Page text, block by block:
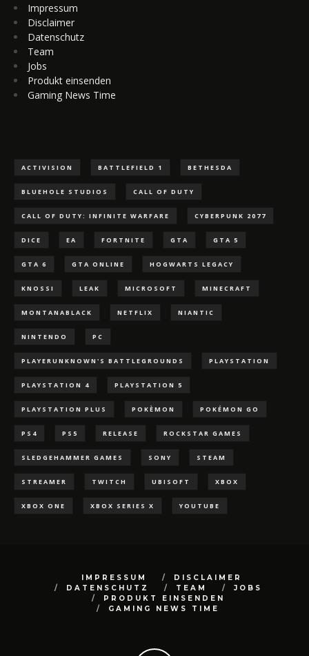
Impressum
Disclaimer
Datenschutz
Team
Jobs
Produkt einsenden
Gaming News Time
ACTIVISION BATTLEFIELD 1 BETHESDA
BLUEHOLE STUDIOS CALL OF DUTY
CALL OF DUTY: INFINITE WARFARE CYBERPUNK 2077
DICE EA FORTNITE GTA GTA 5
GTA 6 GTA ONLINE HOGWARTS LEGACY
KNOSSI LEAK MICROSOFT MINECRAFT
MONTANABLACK NETFLIX NIANTIC
NINTENDO PC
PLAYERUNKNOWN'S BATTLEGROUNDS PLAYSTATION
PLAYSTATION 4 PLAYSTATION 5
PLAYSTATION PLUS POKÈMON POKÉMON GO
PS4 PS5 RELEASE ROCKSTAR GAMES
SLEDGEHAMMER GAMES SONY STEAM
STREAMER TWITCH UBISOFT XBOX
XBOX ONE XBOX SERIES X YOUTUBE
IMPRESSUM
DISCLAIMER
DATENSCHUTZ
TEAM
JOBS
PRODUKT EINSENDEN
GAMING NEWS TIME